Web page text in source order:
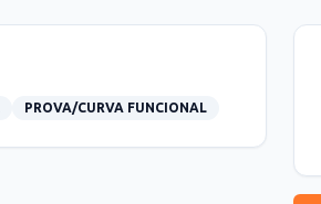
PROVA/CURVA FUNCIONAL